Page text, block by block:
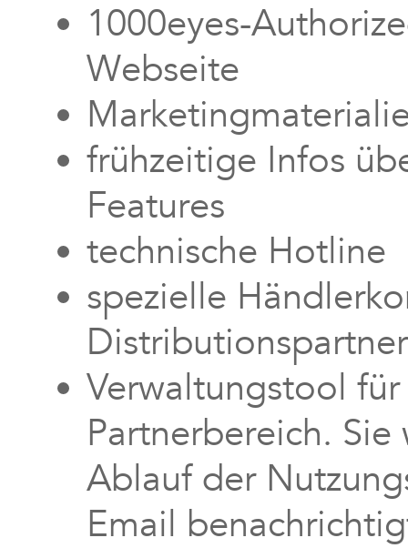
1000eyes-
Webseite
frühzeitige Infos
Features
technische Hotline
spezielle
Verwaltungstool
Partnerbereich.
Ablauf der
Email